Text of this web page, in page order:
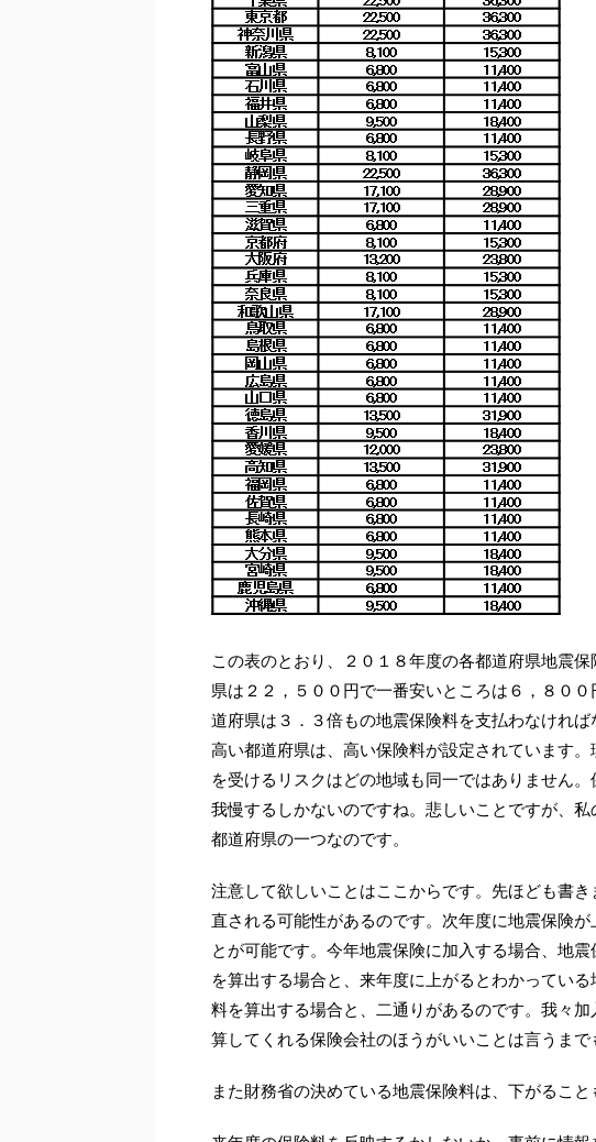
この表のとおり、２０１８年度の各都道府県地震
県は２２，５００円で一番安いところは６，８０
道府県は３．３倍もの地震保険料を支払わなけれ
高い都道府県は、高い保険料が設定されています
を受けるリスクはどの地域も同一ではありません
我慢するしかないのですね。悲しいことですが、
都道府県の一つなのです。
注意して欲しいことはここからです。先ほども書
直される可能性があるのです。次年度に地震保険
とが可能です。今年地震保険に加入する場合、地
を算出する場合と、来年度に上がるとわかってい
料を算出する場合と、二通りがあるのです。我々
算してくれる保険会社のほうがいいことは言うまで
また財務省の決めている地震保険料は、下がること